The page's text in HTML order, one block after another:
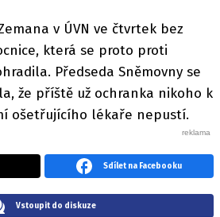
v ÚVN ve čtvrtek bez
která se proto proti
Předseda Sněmovny se
že příště už ochranka nikoho k
ošetřujícího lékaře nepustí.
Sdílet na Facebooku
Vstoupit do diskuze